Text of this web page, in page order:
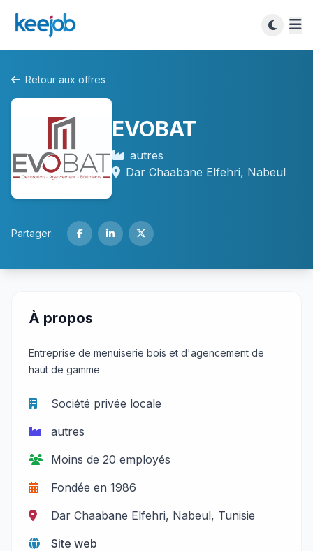
Retour aux offres
EVOBAT
autres
Dar Chaabane Elfehri, Nabeul
Partager:
À propos
Entreprise de menuiserie bois et d'agencement de
haut de gamme
Société privée locale
autres
Moins de 20 employés
Fondée en 1986
Dar Chaabane Elfehri, Nabeul, Tunisie
Site web